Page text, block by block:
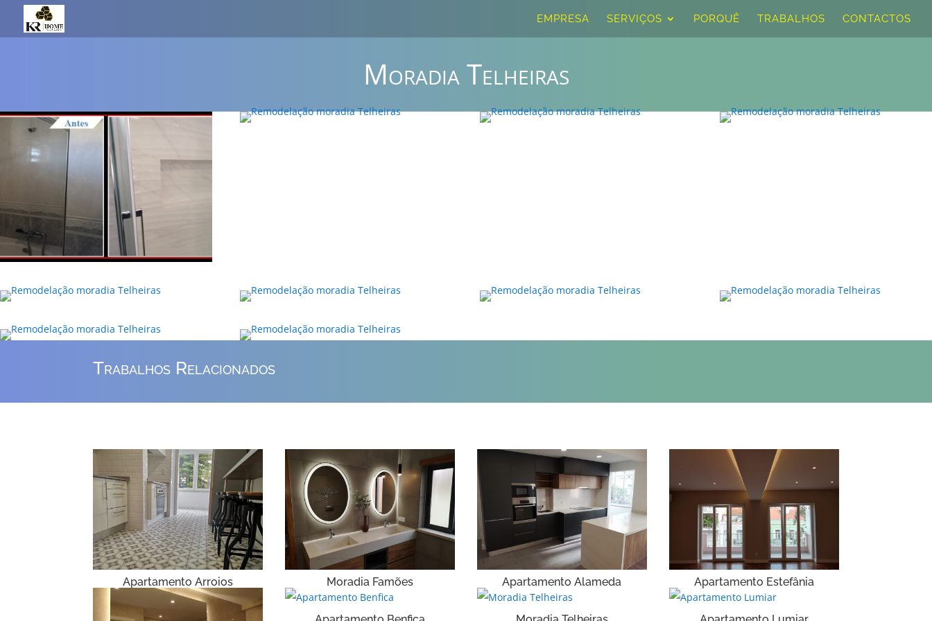
EMPRESA SERVIÇOS PORQUÊ TRABALHOS CONTACTOS
Moradia Telheiras
Trabalhos Relacionados
Apartamento Arroios Moradia Famões Apartamento Alameda Apartamento Estefânia